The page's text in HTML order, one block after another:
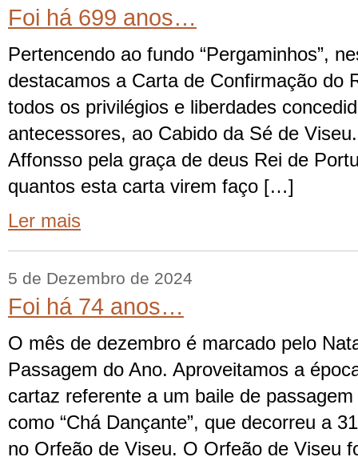
Foi há 699 anos…
Pertencendo ao fundo “Pergaminhos”,
destacamos a Carta de Confirmação do
todos os privilégios e liberdades
antecessores, ao Cabido da Sé de
Affonsso pela graça de deus Rei de
quantos esta carta virem faço […]
Ler mais
5 de Dezembro de 2024
Foi há 74 anos…
O mês de dezembro é marcado pelo
Passagem do Ano. Aproveitamos a
cartaz referente a um baile de
como “Chá Dançante”, que decorreu a
no Orfeão de Viseu. O Orfeão de Viseu